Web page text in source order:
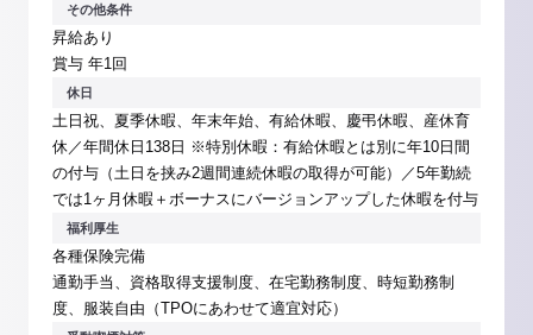
その他条件
昇給あり
賞与 年1回
休日
土日祝、夏季休暇、年末年始、有給休暇、慶弔休暇、産休育
休／年間休日138日 ※特別休暇：有給休暇とは別に年10日間
の付与（土日を挟み2週間連続休暇の取得が可能）／5年勤続
では1ヶ月休暇＋ボーナスにバージョンアップした休暇を付与
福利厚生
各種保険完備
通勤手当、資格取得支援制度、在宅勤務制度、時短勤務制
度、服装自由（TPOにあわせて適宜対応）